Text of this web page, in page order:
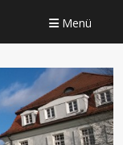
Menü